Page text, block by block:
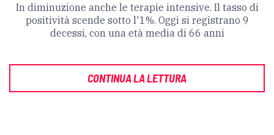
In diminuzione anche le terapie intensive. Il tasso di
positività scende sotto l'1%. Oggi si registrano 9
decessi, con una età media di 66 anni
CONTINUA LA LETTURA